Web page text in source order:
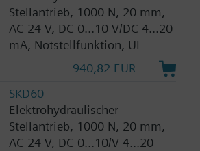
Stellantrieb, 1000 N, 20 mm,
AC 24 V, DC 0...10 V/DC 4...20
mA, Notstellfunktion, UL
940,82 EUR
SKD60
Elektrohydraulischer
Stellantrieb, 1000 N, 20 mm,
AC 24 V, DC 0...10/V 4...20